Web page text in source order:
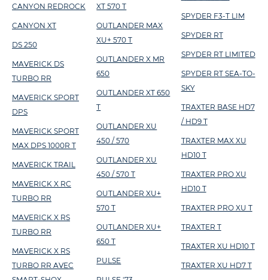
CANYON REDROCK
CANYON XT
DS 250
MAVERICK DS
TURBO RR
MAVERICK SPORT
DPS
MAVERICK SPORT
MAX DPS 1000R T
MAVERICK TRAIL
MAVERICK X RC
TURBO RR
MAVERICK X RS
TURBO RR
MAVERICK X RS
TURBO RR AVEC
XT 570 T
OUTLANDER MAX
XU+ 570 T
OUTLANDER X MR
650
OUTLANDER XT 650
T
OUTLANDER XU
450 / 570
OUTLANDER XU
450 / 570 T
OUTLANDER XU+
570 T
OUTLANDER XU+
650 T
PULSE
SPYDER F3-T LIM
SPYDER RT
SPYDER RT LIMITED
SPYDER RT SEA-TO-
SKY
TRAXTER BASE HD7
/ HD9 T
TRAXTER MAX XU
HD10 T
TRAXTER PRO XU
HD10 T
TRAXTER PRO XU T
TRAXTER T
TRAXTER XU HD10 T
TRAXTER XU HD7 T